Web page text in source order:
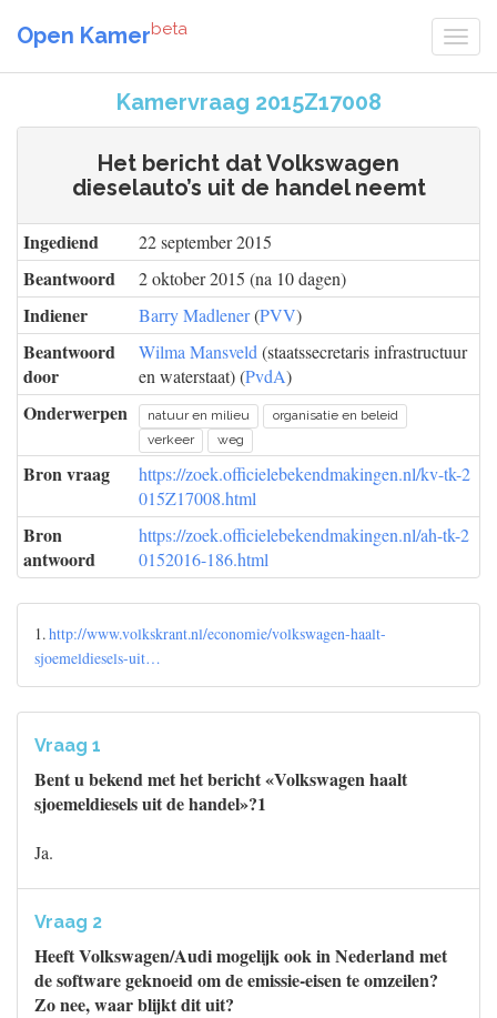
Open Kamerbeta
Kamervraag 2015Z17008
Het bericht dat Volkswagen
dieselauto’s uit de handel neemt
Ingediend 22 september 2015
Beantwoord 2 oktober 2015 (na 10 dagen)
Indiener Barry Madlener(PVV)
Beantwoord
door
Wilma Mansveld (staatssecretaris infrastructuur
en waterstaat) (PvdA)
Onderwerpen natuur en milieu
organisatie en beleid
verkeer
weg
Bron vraag
https://zoek.officielebekendmakingen.nl/kv-tk-2
015Z17008.html
Bron
antwoord
https://zoek.officielebekendmakingen.nl/ah-tk-2
0152016-186.html
1.http://www.volkskrant.nl/economie/volkswagen-haalt-
sjoemeldiesels-uit…
Vraag 1
Bent u bekend met het bericht «Volkswagen haalt
sjoemeldiesels uit de handel»?1
Ja.
Vraag 2
Heeft Volkswagen/Audi mogelijk ook in Nederland met
de software geknoeid om de emissie-eisen te omzeilen?
Zo nee, waar blijkt dit uit?